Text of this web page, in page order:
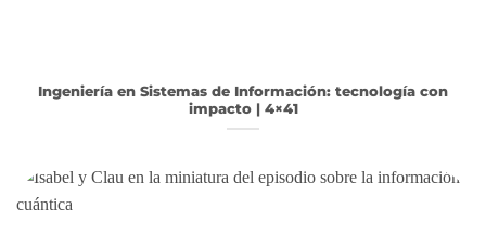
Ingeniería en Sistemas de Información: tecnología con
impacto | 4×41